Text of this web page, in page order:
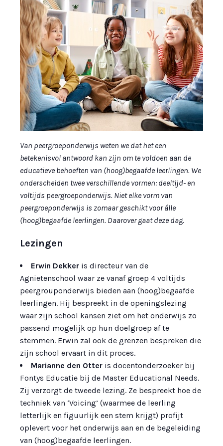
Van peergroeponderwijs weten we dat het een
betekenisvol antwoord kan zijn om te voldoen aan de
educatieve behoeften van (hoog)begaafde leerlingen. We
onderscheiden twee verschillende vormen: deeltijd- en
voltijds peergroeponderwijs. Niet elke vorm van
peergroeponderwijs is zomaar geschikt voor álle
(hoog)begaafde leerlingen. Daarover gaat deze dag.
Lezingen
Erwin Dekker is directeur van de
Agnietenschool waar ze vanaf groep 4 voltijds
peergrouponderwijs bieden aan (hoog)begaafde
leerlingen. Hij bespreekt in de openingslezing
waar zijn school kansen ziet om het onderwijs zo
passend mogelijk op hun doelgroep af te
stemmen. Erwin zal ook de grenzen bespreken die
zijn school ervaart in dit proces.
Marianne den Otter is docentonderzoeker bij
Fontys Educatie bij de Master Educational Needs.
Zij verzorgt de tweede lezing. Ze bespreekt hoe de
techniek van ‘Voicing’ (waarmee de leerling
letterlijk en figuurlijk een stem krijgt) profijt
oplevert voor het onderwijs aan en de begeleiding
van (hoog)begaafde leerlingen.